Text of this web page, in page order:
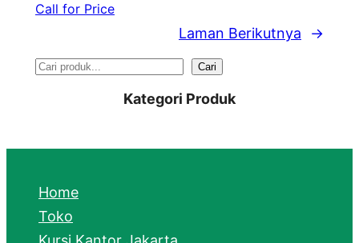
Call for Price
Laman Berikutnya →
S
r
h
Cari
Kategori Produk
Home
Toko